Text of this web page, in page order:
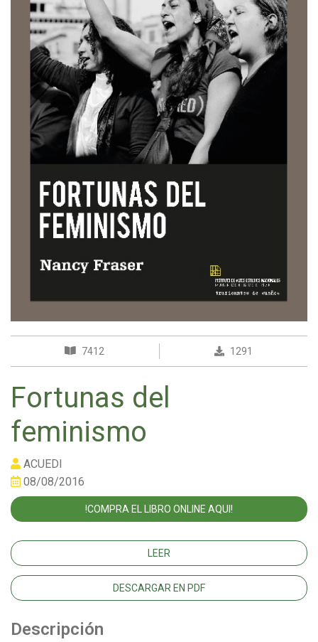
7412 1291
Fortunas del
feminismo
ACUEDI
08/08/2016
!COMPRA EL LIBRO ONLINE AQUI!
LEER
DESCARGAR EN PDF
Descripción